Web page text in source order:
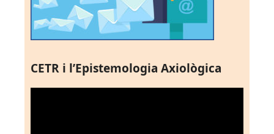
CETR i l’Epistemologia Axiològica